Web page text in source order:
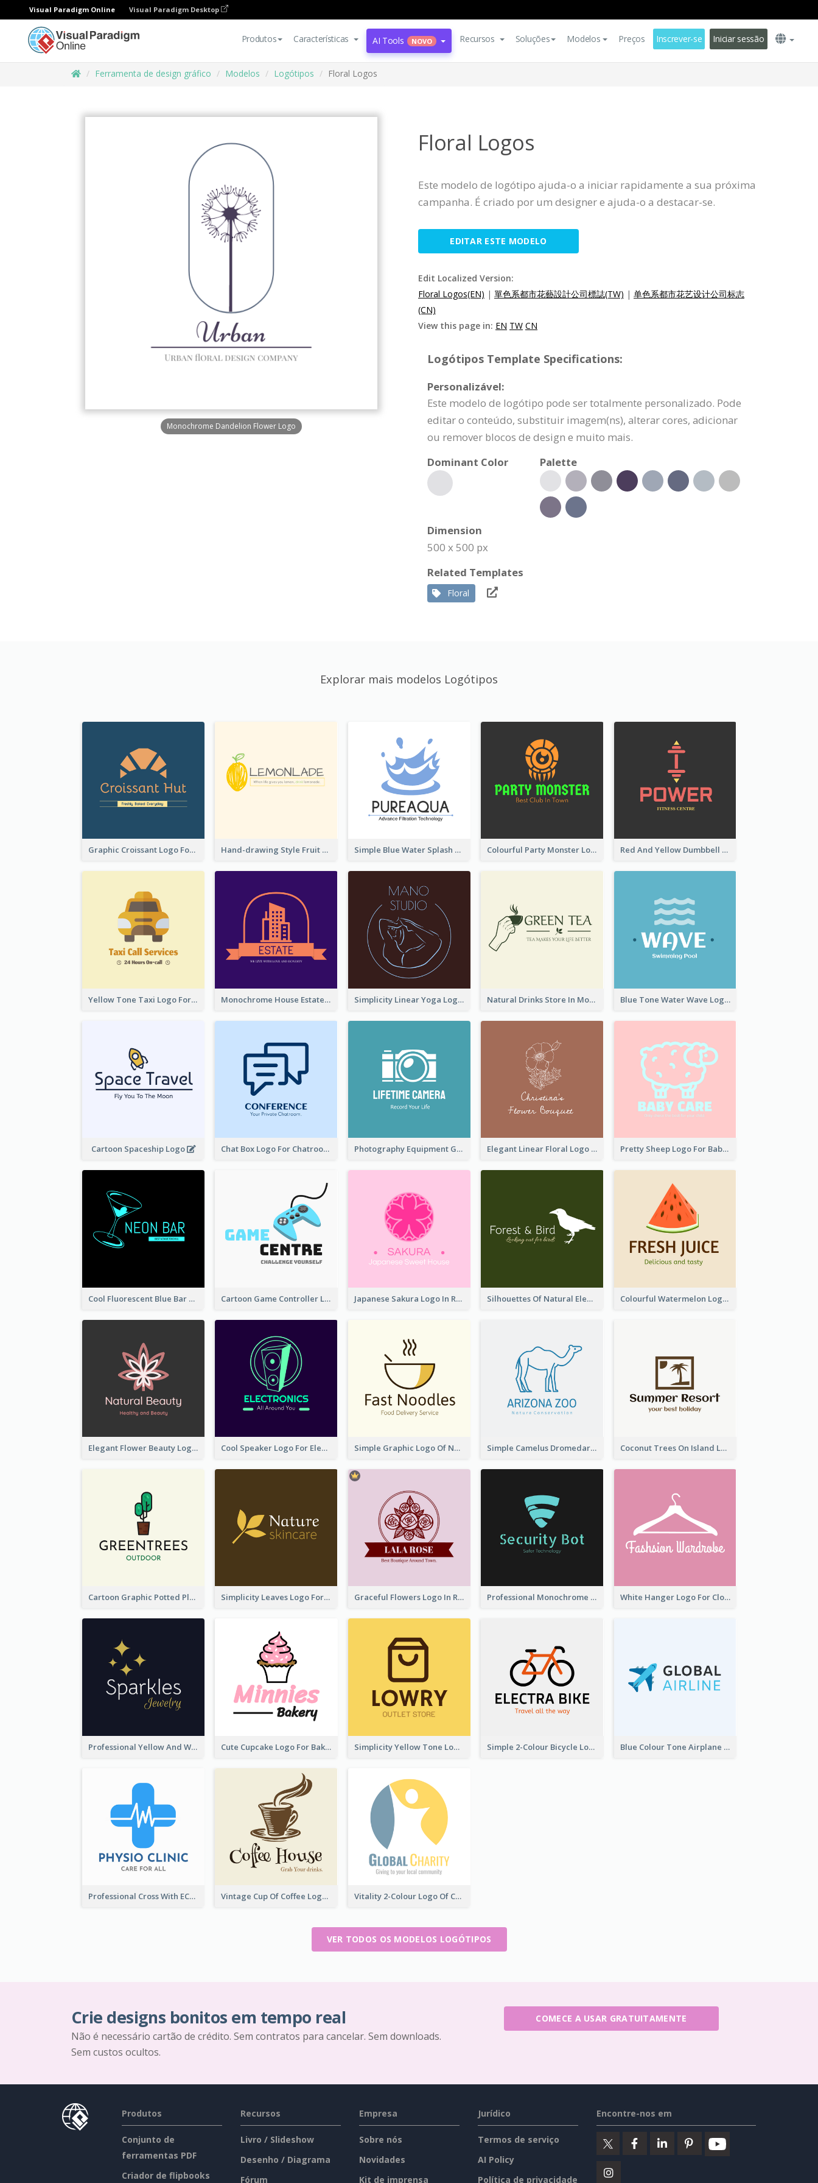
Visual Paradigm Online Visual Paradigm Desktop
Produtos Características AI Tools NOVO Recursos Soluções Modelos Preços Inscrever-se Iniciar sessão
Ferramenta de design gráfico Modelos Logótipos Floral Logos
Monochrome Dandelion Flower Logo
Floral Logos
Este modelo de logótipo ajuda-o a iniciar rapidamente a sua próxima
campanha. É criado por um designer e ajuda-o a destacar-se.
EDITAR ESTE MODELO
Edit Localized Version:
Floral Logos(EN) | 單色系都市花藝設計公司標誌(TW) | 单色系都市花艺设计公司标志
(CN)
View this page in: EN TW CN
Logótipos Template Specifications:
Personalizável:
Este modelo de logótipo pode ser totalmente personalizado. Pode
editar o conteúdo, substituir imagem(ns), alterar cores, adicionar
ou remover blocos de design e muito mais.
Dominant Color
Palette
Dimension
500 x 500 px
Related Templates
Floral
Explorar mais modelos Logótipos
Graphic Croissant Logo For Bakery Hand-drawing Style Fruit Logo Simple Blue Water Splash Logo Colourful Party Monster Logo For Club Red And Yellow Dumbbell Logo For Fitness Certre
Yellow Tone Taxi Logo For Calling Services Monochrome House Estate Logo Simplicity Linear Yoga Logo In Monochrome Natural Drinks Store In Monochrome Blue Tone Water Wave Logo
Cartoon Spaceship Logo Chat Box Logo For Chatroom Services Photography Equipment Graphic Logo In Monochrome Elegant Linear Floral Logo Pretty Sheep Logo For Baby Care Products
Cool Fluorescent Blue Bar Logo Cartoon Game Controller Logo Japanese Sakura Logo In Round Shape Silhouettes Of Natural Elements Logo Colourful Watermelon Logo
Elegant Flower Beauty Logo Cool Speaker Logo For Electronic Components Store Simple Graphic Logo Of Noodles Simple Camelus Dromedary Logo Coconut Trees On Island Logo For Holiday Travelling
Cartoon Graphic Potted Plant Logo Simplicity Leaves Logo For Body Care Store Graceful Flowers Logo In Round Shape Professional Monochrome Logo For Security Services White Hanger Logo For Clothes Store
Professional Yellow And White Sparkles Jewelry Logo Cute Cupcake Logo For Bakery Simplicity Yellow Tone Logo For Outlet Store Simple 2-Colour Bicycle Logo Blue Colour Tone Airplane Logo
Professional Cross With ECG Logo For Clinic Vintage Cup Of Coffee Logo Vitality 2-Colour Logo Of Charity
VER TODOS OS MODELOS LOGÓTIPOS
Crie designs bonitos em tempo real
Não é necessário cartão de crédito. Sem contratos para cancelar. Sem downloads.
Sem custos ocultos.
COMECE A USAR GRATUITAMENTE
Produtos
Conjunto de
ferramentas PDF
Criador de flipbooks
Recursos
Livro / Slideshow
Desenho / Diagrama
Fórum
Empresa
Sobre nós
Novidades
Kit de imprensa
Jurídico
Termos de serviço
AI Policy
Política de privacidade
Encontre-nos em